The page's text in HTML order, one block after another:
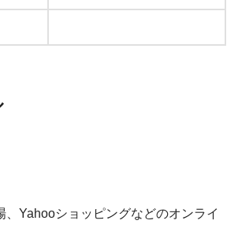
、Yahooショッピングなどのオンライ